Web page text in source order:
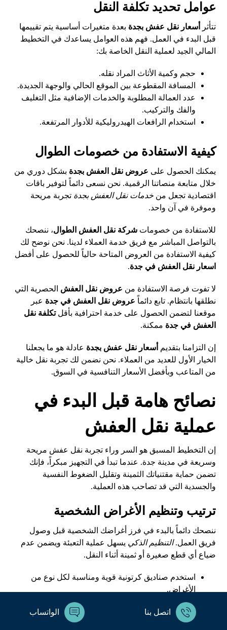
عوامل تحديد تكلفة النقل
تتأثر أسعار نقل عفش بجدة بعدة متغيرات أساسية يتم تقييمها
قبل البدء في العمل. فهم هذه العوامل يساعدك في التخطيط
المالي الجيد لعملية النقل الخاصة بك:
حجم وكمية الأثاث المراد نقله.
المسافة المقطوعة بين الموقع الحالي والوجهة الجديدة.
عدد العمالة المطلوبة والخدمات الإضافية مثل التغليف
والفك والتركيب.
استخدام الرافعات الهيدروليكية للأدوار المرتفعة.
كيفية الاستفادة من خصومات الطوال
يمكنك الحصول على عروض نقل العفش بجدة بشكل دوري من
خلال متابعة منصاتنا الرقمية. نحن نسعى دائماً لتوفير باقات
اقتصادية تجعل منخدمات نقل العفش بجدة تجربة مريحة
وموفرة في آن واحد.
للاستفادة من خصوماتشركة نقل العفش الطوال، ننصحك
بالتواصل المباشر مع فريق خدمة العملاء لدينا. نحن نوضح لك
كيفية الاستفادة من العروض المتاحة حالياً للحصول على أفضل
اسعار نقل العفش في جدة.
لا تفوت فرصة الاستفادة من عروض نقل العفش الحصرية التي
نطلقها بانتظام. تابع دائماً عروض نقل العفش في جدة عبر
موقعنا لتضمن الحصول على خدمة احترافية بأقلتكلفة نقل
العفش في جدة ممكنة.
إن التزامنا بتقديم أسعار نقل عفش بجدة عادلة هو ما يجعلنا
الخيار الأول للعديد من العملاء. نحن نضمن لك تجربة نقل خالية
من المتاعب وبأفضل الأسعار التنافسية في السوق.
نصائح هامة قبل البدء في
عملية نقل العفش
إن التخطيط المسبق هو السر وراء تجربة نقل عفش مريحة
وسريعة في مدينة جدة. عندما تبدأ في التجهيز مبكراً، فإنك
تضمن حماية مقتنياتك الثمينة وتقليل الضغوط النفسية
والجسدية التي قد تصاحب هذه العملية.
ترتيب وتنظيم الأغراض الشخصية
ننصحك دائماً بالبدء في فرز أغراضك الشخصية قبل وصول
فريق العمل.التنظيم الذكي يسهل عملية التعبئة ويضمن عدم
ضياع أي قطع صغيرة أو ثمينة أثناء النقل.
استخدم صناديق كرتونية قوية ومناسبة لكل نوع من
الأغراض.
قم بتدوين محتويات كل صندوق على سطحه الخارجي
لسهولة الوصول إليها لاحقاً.
اتصل بنا الواتساب